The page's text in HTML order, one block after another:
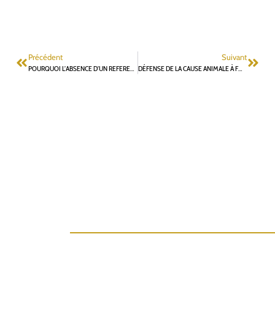
Précédent Suivant
DÉFENSE DE LA CAUSE ANIMALE À FONTENAY : QUEL BILAN À PART UN ARRÊTÉ D’INTERDICTION DES CIRQUES ?